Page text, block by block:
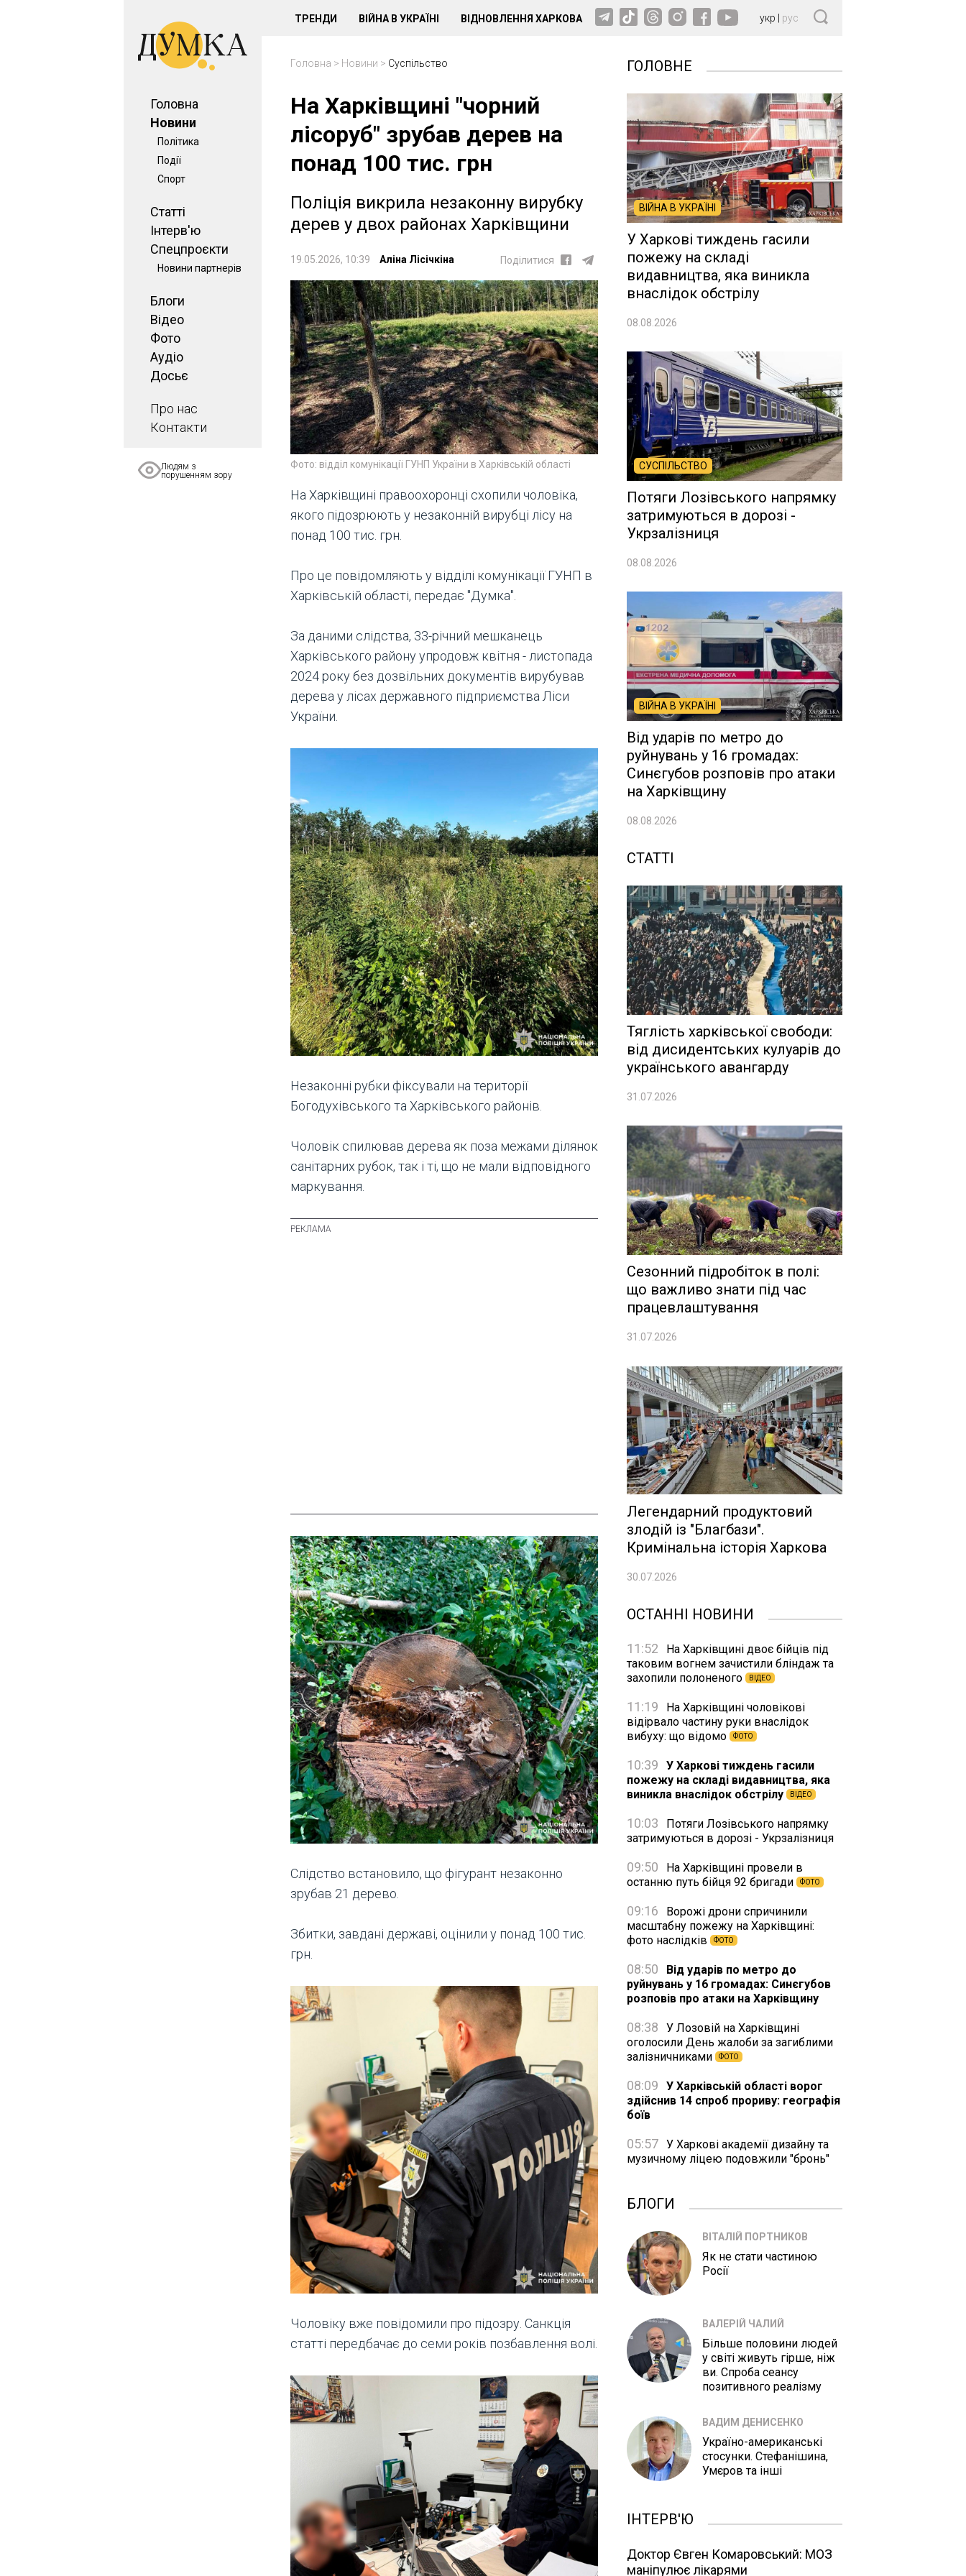
Головна
Новини
Політика
Події
Спорт
Статті
Інтерв'ю
Спецпроєкти
Новини партнерів
Блоги
Відео
Фото
Аудіо
Досьє
Про нас
Контакти
Людям з
порушенням зору
ТРЕНДИ ВІЙНА В УКРАЇНІ ВІДНОВЛЕННЯ ХАРКОВА укр рус
Головна > Новини > Суспільство
На Харківщині "чорний
лісоруб" зрубав дерев на
понад 100 тис. грн
Поліція викрила незаконну вирубку
дерев у двох районах Харківщини
19.05.2026, 10:39 Аліна Лісічкіна Поділитися
Фото: відділ комунікації ГУНП України в Харківській області
На Харківщині правоохоронці схопили чоловіка,
якого підозрюють у незаконній вирубці лісу на
понад 100 тис. грн.
Про це повідомляють у відділі комунікації ГУНП в
Харківській області, передає "Думка".
За даними слідства, 33-річний мешканець
Харківського району упродовж квітня - листопада
2024 року без дозвільних документів вирубував
дерева у лісах державного підприємства Ліси
України.
Незаконні рубки фіксували на території
Богодухівського та Харківського районів.
Чоловік спилював дерева як поза межами ділянок
санітарних рубок, так і ті, що не мали відповідного
маркування.
Слідство встановило, що фігурант незаконно
зрубав 21 дерево.
Збитки, завдані державі, оцінили у понад 100 тис.
грн.
Чоловіку вже повідомили про підозру. Санкція
статті передбачає до семи років позбавлення волі.
ГОЛОВНЕ
ВІЙНА В УКРАЇНІ
У Харкові тиждень гасили
пожежу на складі
видавництва, яка виникла
внаслідок обстрілу
08.08.2026
СУСПІЛЬСТВО
Потяги Лозівського напрямку
затримуються в дорозі -
Укрзалізниця
08.08.2026
ВІЙНА В УКРАЇНІ
Від ударів по метро до
руйнувань у 16 громадах:
Синєгубов розповів про атаки
на Харківщину
08.08.2026
СТАТТІ
Тяглість харківської свободи:
від дисидентських кулуарів до
українського авангарду
31.07.2026
Сезонний підробіток в полі:
що важливо знати під час
працевлаштування
31.07.2026
Легендарний продуктовий
злодій із "Благбази".
Кримінальна історія Харкова
30.07.2026
ОСТАННІ НОВИНИ
11:52
На Харківщині двоє бійців під
таковим вогнем зачистили бліндаж та
захопили полоненого
ВІДЕО
11:19
На Харківщині чоловікові
відірвало частину руки внаслідок
вибуху: що відомо
ФОТО
10:39
У Харкові тиждень гасили
пожежу на складі видавництва, яка
виникла внаслідок обстрілу
ВІДЕО
10:03
Потяги Лозівського напрямку
затримуються в дорозі - Укрзалізниця
09:50
На Харківщині провели в
останню путь бійця 92 бригади
ФОТО
09:16
Ворожі дрони спричинили
масштабну пожежу на Харківщині:
фото наслідків
ФОТО
08:50
Від ударів по метро до
руйнувань у 16 громадах: Синєгубов
розповів про атаки на Харківщину
08:38
У Лозовій на Харківщині
оголосили День жалоби за загиблими
залізничниками
ФОТО
08:09
У Харківській області ворог
здійснив 14 спроб прориву: географія
боїв
05:57 У Харкові академії дизайну та
музичному ліцею подовжили "бронь"
БЛОГИ
ВІТАЛІЙ ПОРТНИКОВ
Як не стати частиною
Росії
ВАЛЕРІЙ ЧАЛИЙ
Більше половини людей
у світі живуть гірше, ніж
ви. Спроба сеансу
позитивного реалізму
ВАДИМ ДЕНИСЕНКО
Україно-американські
стосунки. Стефанішина,
Умєров та інші
ІНТЕРВ'Ю
Доктор Євген Комаровський: МОЗ
маніпулює лікарями